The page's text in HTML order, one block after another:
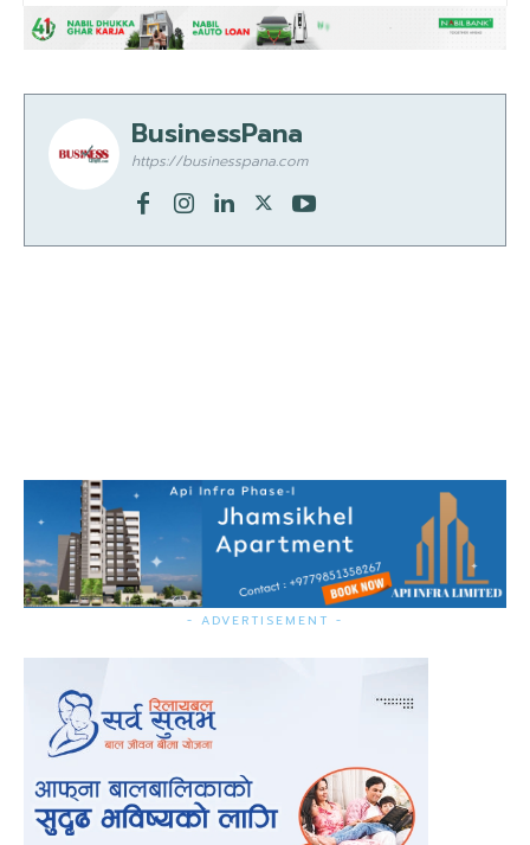
BusinessPana
https://businesspana.com
- ADVERTISEMENT -